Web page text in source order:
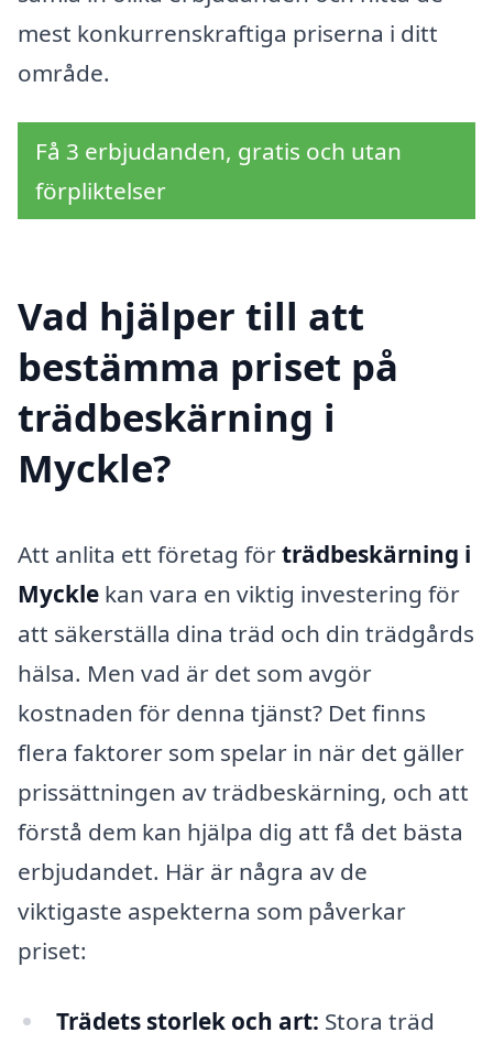
mest konkurrenskraftiga priserna i ditt
område.
Få 3 erbjudanden, gratis och utan
förpliktelser
Vad hjälper till att
bestämma priset på
trädbeskärning i
Myckle?
Att anlita ett företag förträdbeskärning i
Myckle kan vara en viktig investering för
att säkerställa dina träd och din trädgårds
hälsa. Men vad är det som avgör
kostnaden för denna tjänst? Det finns
flera faktorer som spelar in när det gäller
prissättningen av trädbeskärning, och att
förstå dem kan hjälpa dig att få det bästa
erbjudandet. Här är några av de
viktigaste aspekterna som påverkar
priset:
Trädets storlek och art: Stora träd